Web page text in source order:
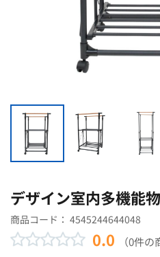
デザイン室内多機能
商品コード： 4545244644048
0.0 （0件